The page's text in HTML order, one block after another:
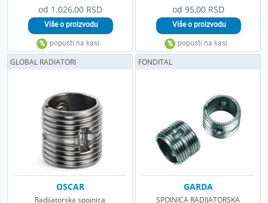
od 1.026,00 RSD od 95,00 RSD
OSCAR
Radijatorska spojnica
GLOBAL RADIATORI
GARDA
SPOJNICA RADIJATORSKA
FONDITAL